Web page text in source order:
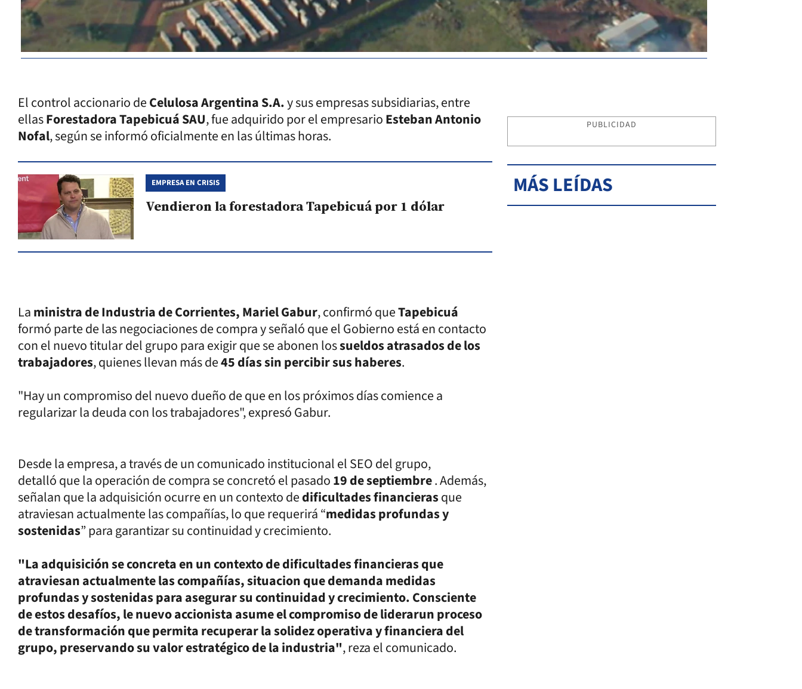
El control accionario deCelulosa Argentina S.A.y sus empresas subsidiarias, entre
ellasForestadora Tapebicuá SAU, fue adquirido por el empresarioEsteban Antonio
Nofal, según se informó oficialmente en las últimas horas.
EMPRESA EN CRISIS
Vendieron la forestadora Tapebicuá por 1 dólar
Laministra de Industria de Corrientes, Mariel Gabur, confirmó queTapebicuá
formó parte de las negociaciones de compra y señaló que el Gobierno está en contacto
con el nuevo titular del grupo para exigir que se abonen lossueldos atrasados de los
trabajadores, quienes llevan más de45 días sin percibir sus haberes.
"Hay un compromiso del nuevo dueño de que en los próximos días comience a
regularizar la deuda con los trabajadores", expresó Gabur.
Desde la empresa, a través de un comunicado institucional el SEO del grupo,
detalló que la operación de compra se concretó el pasado19 de septiembre. Además,
señalan que la adquisición ocurre en un contexto dedificultades financierasque
atraviesan actualmente las compañías, lo que requerirá “medidas profundas y
sostenidas” para garantizar su continuidad y crecimiento.
"La adquisición se concreta en un contexto de dificultades financieras que
atraviesan actualmente las compañías, situacion que demanda medidas
profundas y sostenidas para asegurar su continuidad y crecimiento. Consciente
de estos desafíos, le nuevo accionista asume el compromiso de liderarun proceso
de transformación que permita recuperar la solidez operativa y financiera del
grupo, preservando su valor estratégico de la industria", reza el comunicado.
PUBLICIDAD
MÁS LEÍDAS